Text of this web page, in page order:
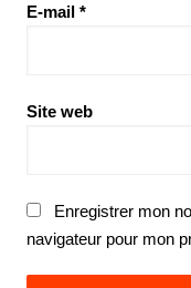
E-mail *
Site web
Enregistrer mon
navigateur pour mon